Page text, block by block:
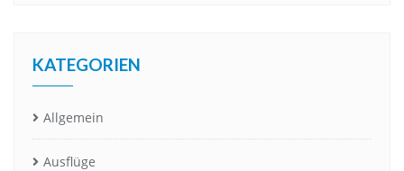
KATEGORIEN
Allgemein
Ausflüge